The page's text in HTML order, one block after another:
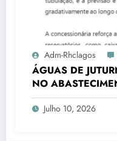
Adm-Rhclagos
ÁGUAS DE
NO
CIDADES
Julho 10, 2026